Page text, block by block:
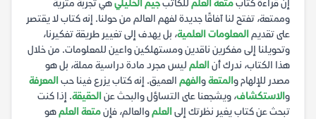
إن قراءة كتابمتعة العلم للكاتبجيم الخليليهي تجربة مثرية
وممتعة، تفتح لنا آفاقًا جديدة لفهم العالم من حولنا. إنه كتاب لا يقتصر
على تقديمالمعلومات العلمية، بل يهدف إلى تغيير طريقة تفكيرنا،
وتحويلنا إلى مفكرين ناقدين ومستهلكين واعين للمعلومات. من خلال
هذا الكتاب، ندرك أنالعلم ليس مجرد مادة دراسية مملة، بل هو
مصدر للإلهام والمتعةوالفهم العميق. إنه كتاب يزرع فينا حبالمعرفة
والاستكشاف، ويشجعنا على التساؤل والبحث عنالحقيقة. إذا كنت
تبحث عن كتاب يغير نظرتك إلىالعلموالعالم، فإنمتعة العلمهو